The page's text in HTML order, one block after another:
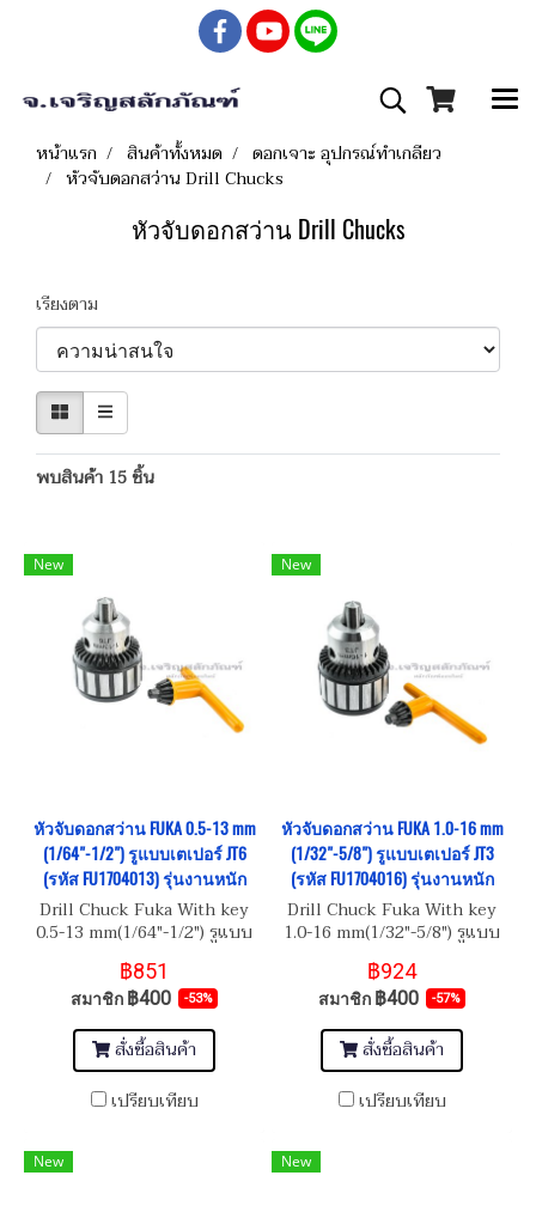
หน้าแรก สินค้าทั้งหมด
ดอกเจาะ อุปกรณ์ทำเกลียว
หัวจับดอกสว่าน Drill Chucks
หัวจับดอกสว่าน Drill Chucks
เรียงตาม
พบสินค้า 15 ชิ้น
New
หัวจับดอกสว่าน FUKA 0.5-13 mm
(1/64"-1/2") รูแบบเตเปอร์ JT6
(รหัส FU1704013) รุ่นงานหนัก
Drill Chuck Fuka With key
0.5-13 mm(1/64"-1/2") รูแบบ
เตเปอร์ JT6 (รหัส FU1704013)
฿851
สมาชิก ฿400 -53%
สั่งซื้อสินค้า
เปรียบเทียบ
New
หัวจับดอกสว่าน FUKA 1.0-16 mm
(1/32"-5/8") รูแบบเตเปอร์ JT3
(รหัส FU1704016) รุ่นงานหนัก
Drill Chuck Fuka With key
1.0-16 mm(1/32"-5/8") รูแบบ
เตเปอร์ JT3 (รหัส FU1701016)
฿924
สมาชิก ฿400 -57%
สั่งซื้อสินค้า
เปรียบเทียบ
New New